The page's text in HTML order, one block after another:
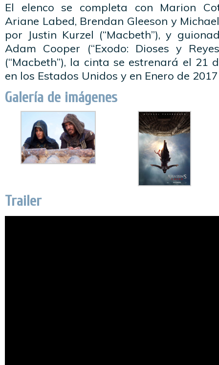
El elenco se completa con Marion
Ariane Labed, Brendan Gleeson y
por Justin Kurzel (“Macbeth”), y
Adam Cooper (“Exodo: Dioses y
(“Macbeth”), la cinta se estrenará el 21
en los Estados Unidos y en Enero de
Galería de imágenes
Trailer